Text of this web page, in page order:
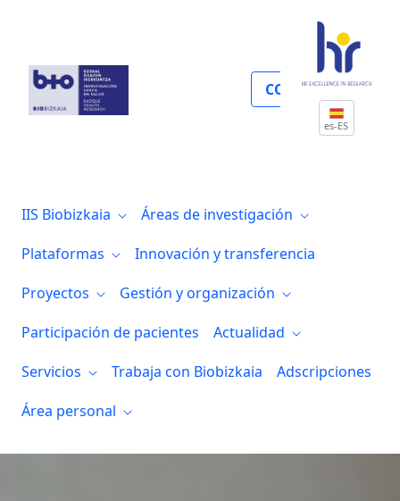
COLABORA
es-ES
IIS Biobizkaia
Áreas de investigación
Plataformas
Innovación y transferencia
Proyectos
Gestión y organización
Participación de pacientes
Actualidad
Servicios
Trabaja con Biobizkaia
Adscripciones
Área personal